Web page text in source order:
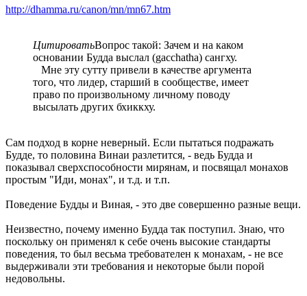
http://dhamma.ru/canon/mn/mn67.htm
ЦитироватьВопрос такой: Зачем и на каком
основании Будда выслал (gacchatha) сангху.
Мне эту сутту привели в качестве аргумента
того, что лидер, старший в сообществе, имеет
право по произвольному личному поводу
высылать других бхиккху.
Сам подход в корне неверный. Если пытаться подражать
Будде, то половина Винаи разлетится, - ведь Будда и
показывал сверхспособности мирянам, и посвящал монахов
простым "Иди, монах", и т.д. и т.п.
Поведение Будды и Виная, - это две совершенно разные вещи.
Неизвестно, почему именно Будда так поступил. Знаю, что
поскольку он применял к себе очень высокие стандарты
поведения, то был весьма требователен к монахам, - не все
выдерживали эти требования и некоторые были порой
недовольны.